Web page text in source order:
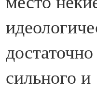
сильного